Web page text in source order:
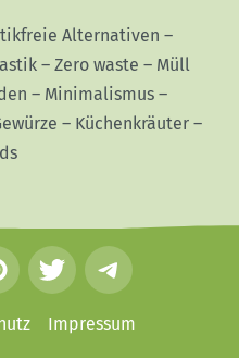
Alternativen –
– Zero waste – Müll
– Minimalismus –
– Küchenkräuter –
T
w
T
e
l
Impressum